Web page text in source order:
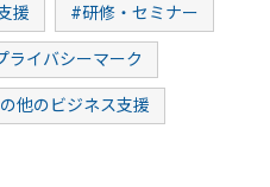
援 #研修・セミナー
ライバシーマーク
他のビジネス支援